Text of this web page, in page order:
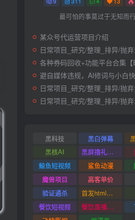
最可怕的事莫过于无知而
某众号代运营项目介绍
日常项目_研究/整理_排异/抛弃汇总
各种券码回收+功能平台合集【E卡\话费\
避自媒体违规，AI修词与小白快速
日常项目_研究/整理_排异/抛弃汇总
日常项目_研究/整理_排异/抛弃汇总
黑科技 黑白弹幕
黑核AI
黑屏撸礼物撸门票
鲸鱼短视频
鲨鱼动漫
魔兽项目
高客单价
验证通杀
首发html小霸王游戏网站搭建项目
餐饮短视频
餐饮直播引流